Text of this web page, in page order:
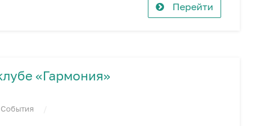
Перейти
«Гармония»
События